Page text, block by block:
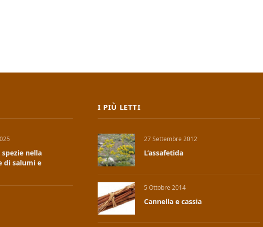
nella
di salumi e
I PIÙ LETTI
27 Settembre 2012
L’assafetida
5 Ottobre 2014
Cannella e cassia